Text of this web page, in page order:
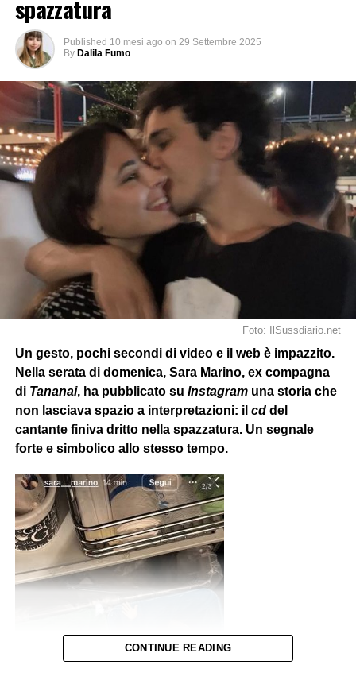
spazzatura
Published 10 mesi ago on 29 Settembre 2025
By Dalila Fumo
Foto: IlSussdiario.net
Un gesto, pochi secondi di video e il web è impazzito.
Nella serata di domenica, Sara Marino, ex compagna
di Tananai, ha pubblicato su Instagramuna storia che
non lasciava spazio a interpretazioni: il cddel
cantante finiva dritto nella spazzatura. Un segnale
forte e simbolico allo stesso tempo.
CONTINUE READING